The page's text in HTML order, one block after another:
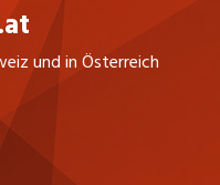
und in Österreich